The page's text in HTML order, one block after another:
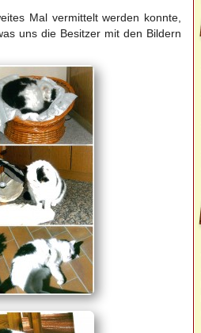
Mal vermittelt werden konnte,
uns die Besitzer mit den Bildern